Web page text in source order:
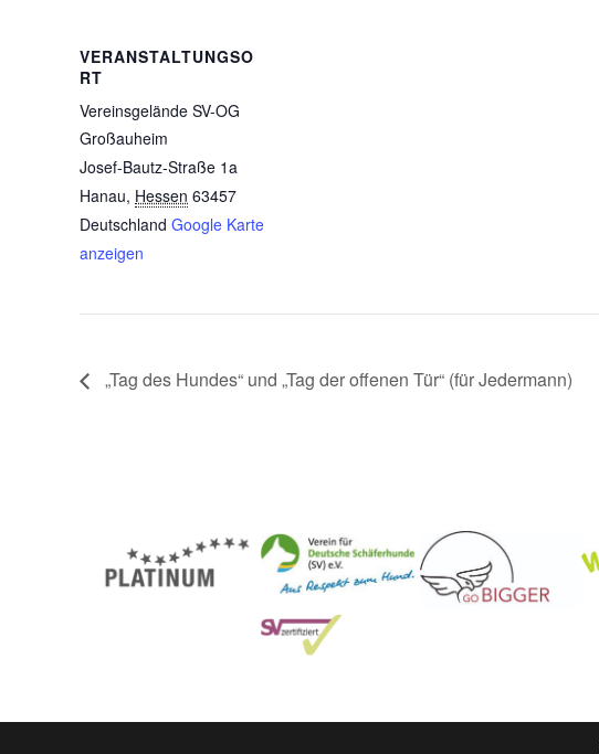
VERANSTALTUNGSO
RT
Vereinsgelände SV-OG
Großauheim
Josef-Bautz-Straße 1a
Hanau, Hessen 63457
Deutschland Google Karte
anzeigen
„Tag des Hundes“ und „Tag der offenen Tür“ (für Jedermann)